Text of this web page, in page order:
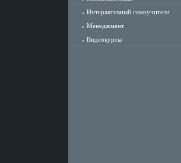
Интерактивный самоучители
Менеджмент
Видеокурсы